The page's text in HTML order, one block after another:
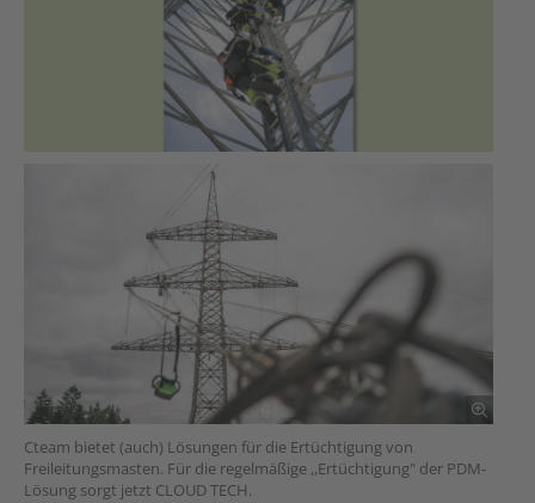
Cteam bietet (auch) Lösungen für die Ertüchtigung von
Freileitungsmasten. Für die regelmäßige ,,Ertüchtigung" der PDM-
Lösung sorgt jetzt CLOUD TECH.